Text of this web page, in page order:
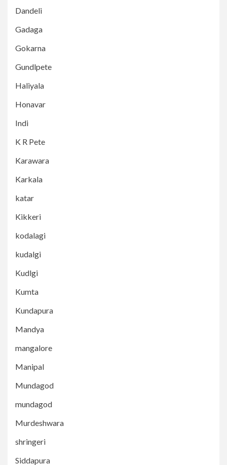
Dandeli
Gadaga
Gokarna
Gundlpete
Haliyala
Honavar
Indi
K R Pete
Karawara
Karkala
katar
Kikkeri
kodalagi
kudalgi
Kudlgi
Kumta
Kundapura
Mandya
mangalore
Manipal
Mundagod
mundagod
Murdeshwara
shringeri
Siddapura